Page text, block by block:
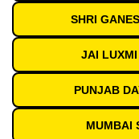
SHRI
JAI
PUNJAB
MUMBAI